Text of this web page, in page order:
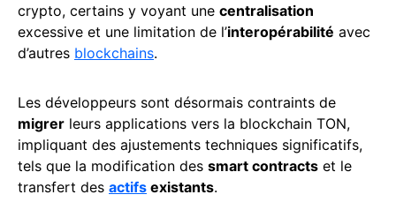
crypto, certains y voyant une centralisation
excessive et une limitation de l’interopérabilité avec
d’autres blockchains.
Les développeurs sont désormais contraints de
migrer leurs applications vers la blockchain TON,
impliquant des ajustements techniques significatifs,
tels que la modification des smart contracts et le
transfert des actifs existants.